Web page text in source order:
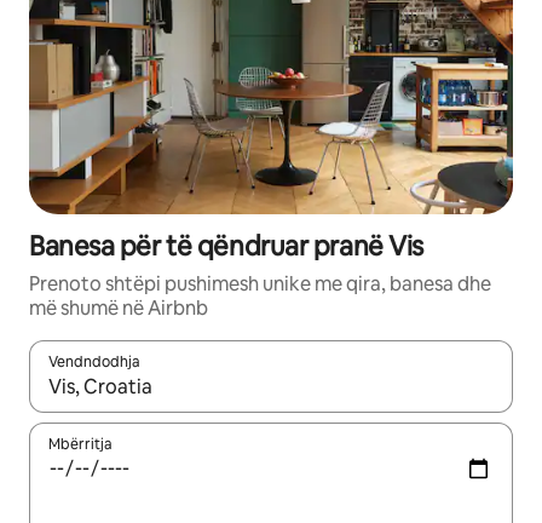
Banesa për të qëndruar pranë Vis
Prenoto shtëpi pushimesh unike me qira, banesa dhe
më shumë në Airbnb
Vendndodhja
Kur rezultatet të jenë të disponueshme, lëviz me butonat e
Mbërritja